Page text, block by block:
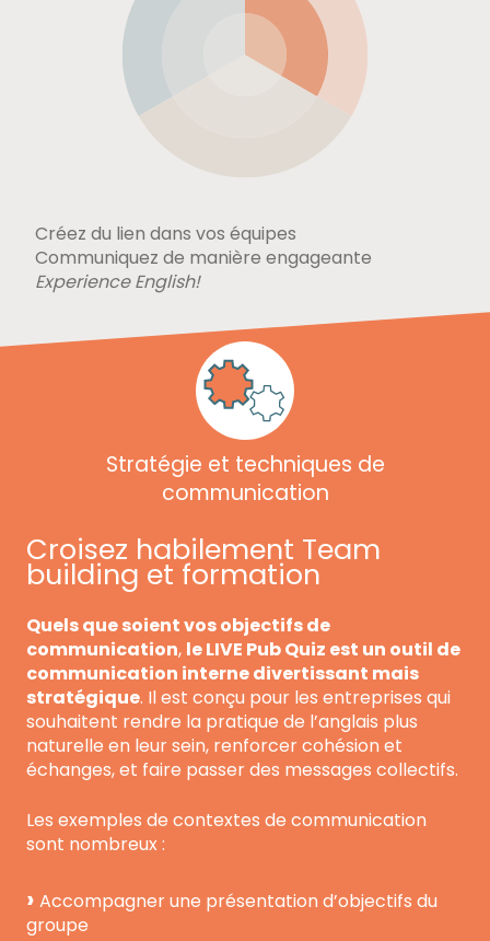
Créez du lien dans vos équipes
Communiquez de manière engageante
Experience English!
Stratégie et techniques de
communication
Croisez habilement Team
building et formation
Quels que soient vos objectifs de
communication, le LIVE Pub Quiz est un outil de
communication interne divertissant mais
stratégique. Il est conçu pour les entreprises qui
souhaitent rendre la pratique de l’anglais plus
naturelle en leur sein, renforcer cohésion et
échanges, et faire passer des messages collectifs.
Les exemples de contextes de communication
sont nombreux :
Accompagner une présentation d’objectifs du
groupe